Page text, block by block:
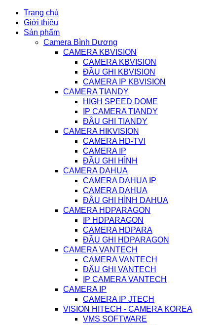
Trang chủ
Giới thiệu
Sản phẩm
Camera Bình Dương
CAMERA KBVISION
CAMERA KBVISION
ĐẦU GHI KBVISION
CAMERA IP KBVISION
CAMERA TIANDY
HIGH SPEED DOME
IP CAMERA TIANDY
ĐẦU GHI TIANDY
CAMERA HIKVISION
CAMERA HD-TVI
CAMERA IP
ĐẦU GHI HÌNH
CAMERA DAHUA
CAMERA DAHUA IP
CAMERA DAHUA
ĐẦU GHI HÌNH DAHUA
CAMERA HDPARAGON
IP HDPARAGON
CAMERA HDPARA
ĐẦU GHI HDPARAGON
CAMERA VANTECH
CAMERA VANTECH
ĐẦU GHI VANTECH
IP CAMERA VANTECH
CAMERA IP
CAMERA IP JTECH
VISION HITECH - CAMERA KOREA
VMS SOFTWARE